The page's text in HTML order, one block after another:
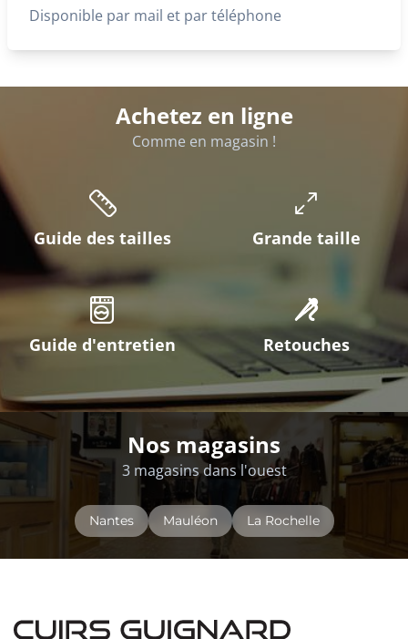
Disponible par mail et par téléphone
Achetez en ligne
Comme en magasin !
Guide des tailles Grande taille
Guide d'entretien Retouches
Nos magasins
3 magasins dans l'ouest
Nantes Mauléon La Rochelle